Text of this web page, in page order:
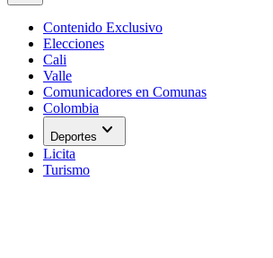
Contenido Exclusivo
Elecciones
Cali
Valle
Comunicadores en Comunas
Colombia
Deportes expand_more
Licita
Turismo